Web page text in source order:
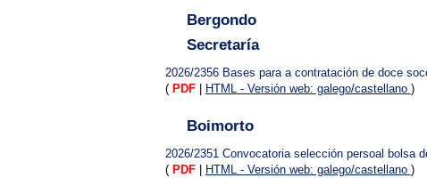
Bergondo
Secretaría
2026/2356 Bases para a contratación de doce
( PDF HTML - Versión web: galego/castellano )
Boimorto
2026/2351 Convocatoria selección persoal bolsa
( PDF HTML - Versión web: galego/castellano )